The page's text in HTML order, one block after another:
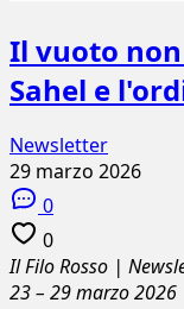
Il vuoto
Sahel e
Newsletter
29 marzo 2026
0
0
Il Filo Rosso |
23 – 29 marzo 2026